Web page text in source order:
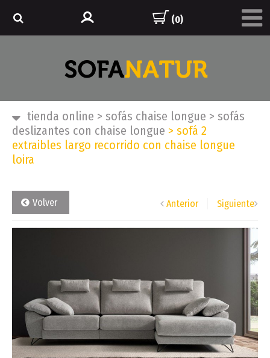
(0)
tienda online > sofás chaise longue > sofás
deslizantes con chaise longue > sofá 2
extraibles largo recorrido con chaise longue
loira
Volver Anterior Siguiente